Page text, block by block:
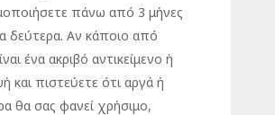
πάνω από 3 μήνες
δεύτερα. Αν κάποιο από
ένα ακριβό αντικείμενο ή
και πιστεύετε ότι αργά ή
θα σας φανεί χρήσιμο,